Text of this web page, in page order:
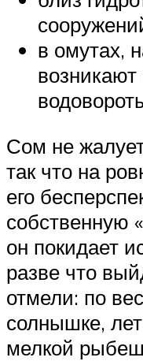
в омутах,
Сом не
так что на
его
собственную
он покидает
разве что
отмели: по
солнышке,
мелкой